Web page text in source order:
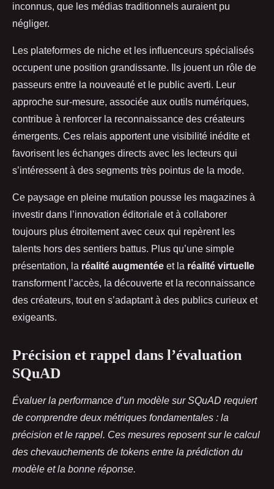
inconnus, que les médias traditionnels auraient pu
négliger.
Les plateformes de niche et les influenceurs spécialisés
occupent une position grandissante. Ils jouent un rôle de
passeurs entre la nouveauté et le public averti. Leur
approche sur-mesure, associée aux outils numériques,
contribue à renforcer la reconnaissance des créateurs
émergents. Ces relais apportent une visibilité inédite et
favorisent les échanges directs avec les lecteurs qui
s’intéressent à des segments très pointus de la mode.
Ce paysage en pleine mutation pousse les magazines à
investir dans l’innovation éditoriale et à collaborer
toujours plus étroitement avec ceux qui repèrent les
talents hors des sentiers battus. Plus qu’une simple
présentation, la réalité augmentée et la réalité virtuelle
transforment l’accès, la découverte et la reconnaissance
des créateurs, tout en s’adaptant à des publics curieux et
exigeants.
Précision et rappel dans l’évaluation
SQuAD
Évaluer la performance d’un modèle sur SQuAD requiert
de comprendre deux métriques fondamentales : la
précision et le rappel. Ces mesures reposent sur le calcul
des chevauchements de tokens entre la prédiction du
modèle et la bonne réponse.